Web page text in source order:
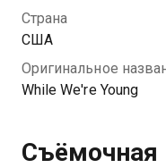
Страна
США
Оригинальное
While We're Young
Съёмочная